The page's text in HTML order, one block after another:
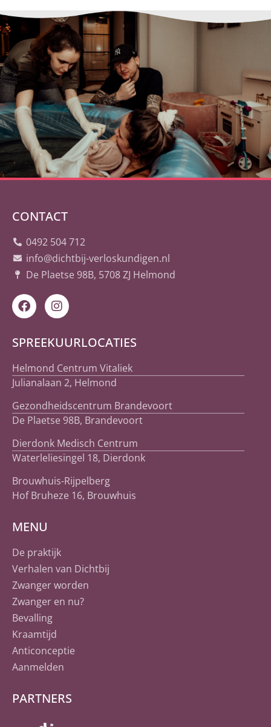
CONTACT
0492 504 712
info@dichtbij-verloskundigen.nl
De Plaetse 98B, 5708 ZJ Helmond
SPREEKUURLOCATIES
Helmond Centrum Vitaliek
Julianalaan 2, Helmond
Gezondheidscentrum Brandevoort
De Plaetse 98B, Brandevoort
Dierdonk Medisch Centrum
Waterleliesingel 18, Dierdonk
Brouwhuis-Rijpelberg
Hof Bruheze 16, Brouwhuis
MENU
De praktijk
Verhalen van Dichtbij
Zwanger worden
Zwanger en nu?
Bevalling
Kraamtijd
Anticonceptie
Aanmelden
PARTNERS